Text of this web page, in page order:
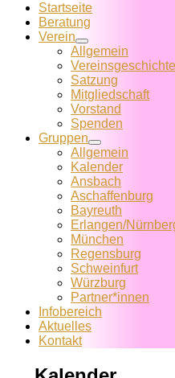
Startseite
Beratung
Verein
Allgemein
Vereins­geschichte
Satzung
Mitglied­schaft
Vorstand
Spenden
Gruppen
Allgemein
Kalender
Ansbach
Aschaffenburg
Bayreuth
Erlangen/
München
Regensburg
Schweinfurt
Würzburg
Partner*innen
Infobereich
Aktuelles
Kontakt